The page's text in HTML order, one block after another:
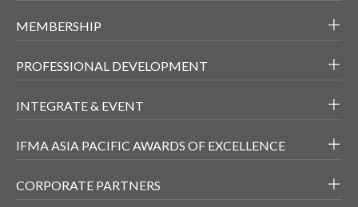
MEMBERSHIP
PROFESSIONAL DEVELOPMENT
INTEGRATE & EVENT
IFMA ASIA PACIFIC AWARDS OF EXCELLENCE
CORPORATE PARTNERS